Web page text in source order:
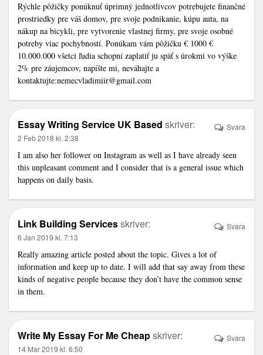
Rýchle pôžičky ponúknuť úprimný jednotlivcov potrebujete finančné
prostriedky pre váš domov, pre svoje podnikanie, kúpu auta, na
nákup na bicykli, pre vytvorenie vlastnej firmy, pre svoje osobné
potreby viac pochybností. Ponúkam vám pôžičku € 1000 €
10.000.000 všetci ľudia schopní zaplatiť ju späť s úrokmi vo výške
2% pre záujemcov, napíšte mi, neváhajte a
kontaktujte:nemecvladimiir@gmail.com
Essay Writing Service UK Based skriver:
2 Feb 2018 kl. 2:38
I am also her follower on Instagram as well as I have already seen
this unpleasant comment and I consider that is a general issue which
happens on daily basis.
Svara
Link Building Servicesskriver:
6 Jan 2019 kl. 7:13
Really amazing article posted about the topic. Gives a lot of
information and keep up to date. I will add that say away from these
kinds of negative people because they don’t have the common sense
in them.
Svara
Write My Essay For Me Cheapskriver:
14 Mar 2019 kl. 6:50
Svara